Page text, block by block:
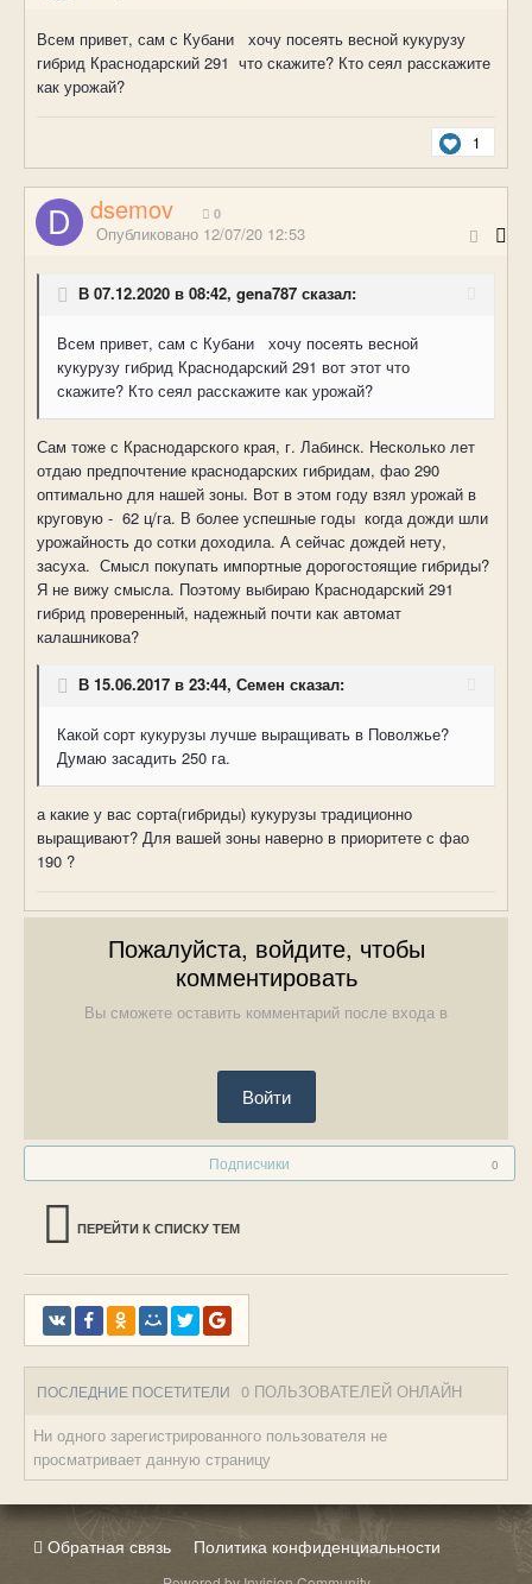
Всем привет, сам с Кубани хочу посеять весной кукурузу
гибрид Краснодарский 291 что скажите? Кто сеял расскажите
как урожай?
1
dsemov 0
Опубликовано 12/07/20 12:53
В 07.12.2020 в 08:42, gena787 сказал:
Всем привет, сам с Кубани хочу посеять весной
кукурузу гибрид Краснодарский 291 вот этот что
скажите? Кто сеял расскажите как урожай?
Сам тоже с Краснодарского края, г. Лабинск. Несколько лет
отдаю предпочтение краснодарских гибридам, фао 290
оптимально для нашей зоны. Вот в этом году взял урожай в
круговую - 62 ц/га. В более успешные годы когда дожди шли
урожайность до сотки доходила. А сейчас дождей нету,
засуха. Смысл покупать импортные дорогостоящие гибриды?
Я не вижу смысла. Поэтому выбираю Краснодарский 291
гибрид проверенный, надежный почти как автомат
калашникова?
В 15.06.2017 в 23:44, Семен сказал:
Какой сорт кукурузы лучше выращивать в Поволжье?
Думаю засадить 250 га.
а какие у вас сорта(гибриды) кукурузы традиционно
выращивают? Для вашей зоны наверно в приоритете с фао
190 ?
Пожалуйста, войдите, чтобы
комментировать
Вы сможете оставить комментарий после входа в
Войти
Подписчики 0
ПЕРЕЙТИ К СПИСКУ ТЕМ
ПОСЛЕДНИЕ ПОСЕТИТЕЛИ 0 ПОЛЬЗОВАТЕЛЕЙ ОНЛАЙН
Ни одного зарегистрированного пользователя не
просматривает данную страницу
Обратная связь Политика конфиденциальности